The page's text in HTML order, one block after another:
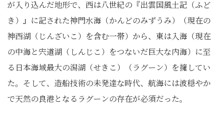
が入り込んだ地形で、西は八世紀の『出雲国風土記（ふど
き）』に記された神門水海（かんどのみずうみ）（現在の
神西湖（じんざいこ）を含む一帯）から、東は入海（現在
の中海と宍道湖（しんじこ）をつないだ巨大な内海）に至
る日本海域最大の潟湖（せきこ）（ラグーン）を擁してい
た。そして、造船技術の未発達な時代、航海には波穏やか
で天然の良港となるラグーンの存在が必須だった。